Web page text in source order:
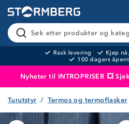
Søk etter produkter og
Rask levering
Kjøp
100 dagers
Nyheter til INTROPRISER 💥
Produktet er lagt i
Turutstyr Termos og termoflasker